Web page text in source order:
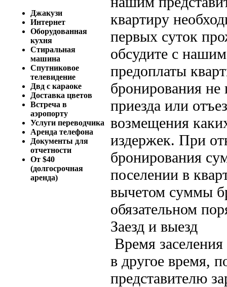
Джакузи
Интернет
Оборудованная
кухня
Стиральная
машина
Спутниковое
телевидение
Двд с караоке
Доставка цветов
Встреча в
аэропорту
Услуги переводчика
Аренда телефона
Документы для
отчетности
От $40
(долгосрочная
аренда)
квартиру
первых суток
обсудите с
предоплаты
бронирования не
приезда или
возмещения
издержек. При
бронирования
поселении в
вычетом суммы
обязательном
Заезд и выезд
Время
в другое время,
представителю